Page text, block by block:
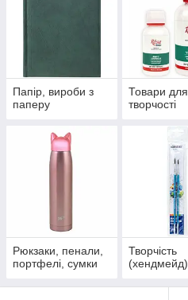
Папір, вироби з
паперу
Товари для
творчості
Рюкзаки, пенали,
портфелі, сумки
Творчість
(хендмейд)